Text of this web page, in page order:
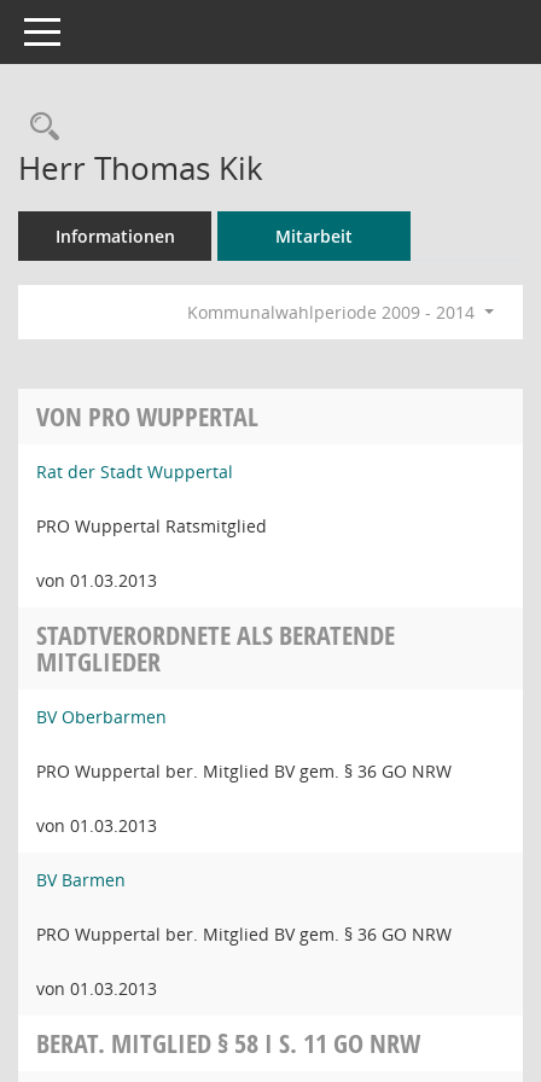
Toggle navigation
Rechercheauswahl
Herr Thomas Kik
Informationen Mitarbeit
Kommunalwahlperiode 2009 - 2014
VON PRO WUPPERTAL
Rat der Stadt Wuppertal
PRO Wuppertal Ratsmitglied
von 01.03.2013
STADTVERORDNETE ALS BERATENDE
MITGLIEDER
BV Oberbarmen
PRO Wuppertal ber. Mitglied BV gem. § 36 GO NRW
von 01.03.2013
BV Barmen
PRO Wuppertal ber. Mitglied BV gem. § 36 GO NRW
von 01.03.2013
BERAT. MITGLIED § 58 I S. 11 GO NRW